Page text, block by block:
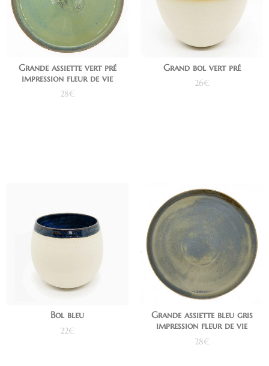
Grande assiette vert pré
impression fleur de vie
28€
Grand bol vert pré
26€
Bol bleu
22€
Grande assiette bleu gris
impression fleur de vie
28€